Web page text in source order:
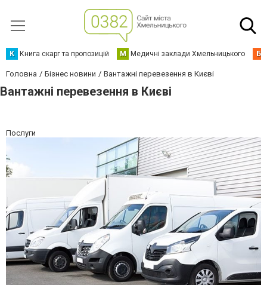
К Книга скарг та пропозицій М Медичні заклади Хмельницького Б
Головна Бізнес новини Вантажні перевезення в Києві
Вантажні перевезення в Києві
Послуги